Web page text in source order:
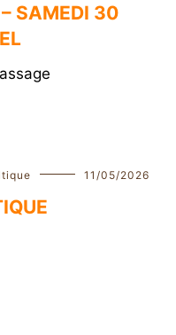
SAMEDI 30
11/05/2026